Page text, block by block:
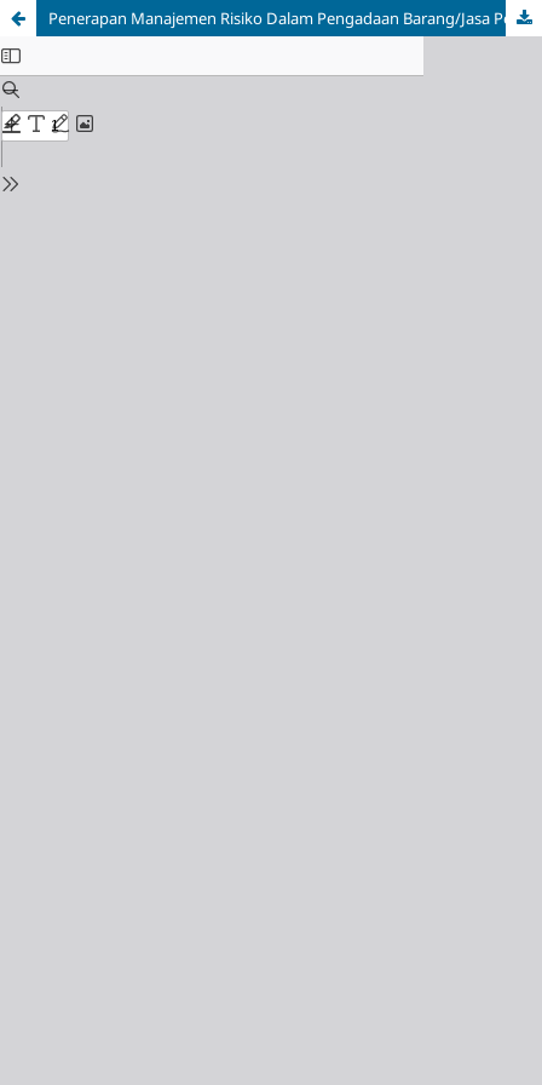
Penerapan Manajemen Risiko Dalam Pengadaan Barang/Jasa Pemerintah Melalui